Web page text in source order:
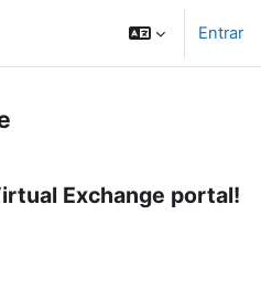
Entrar
Exchange portal!